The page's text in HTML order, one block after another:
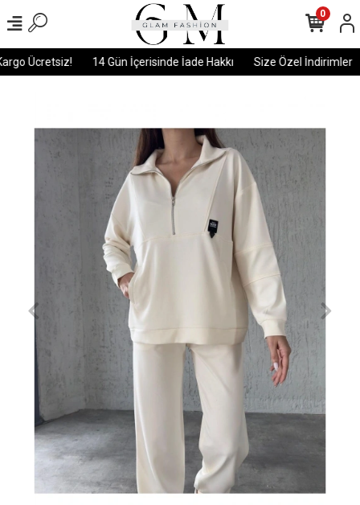
Ücretsiz! 14 Gün İçerisinde İade Hakkı Size Özel İndirimler
0